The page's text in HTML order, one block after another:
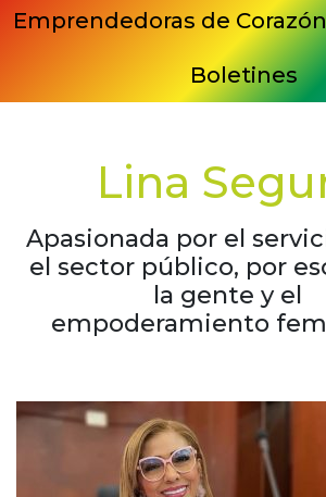
Emprendedoras de Corazón
Boletines
Lina
Apasionada por el
el sector público, por
la gente y el
empoderamiento